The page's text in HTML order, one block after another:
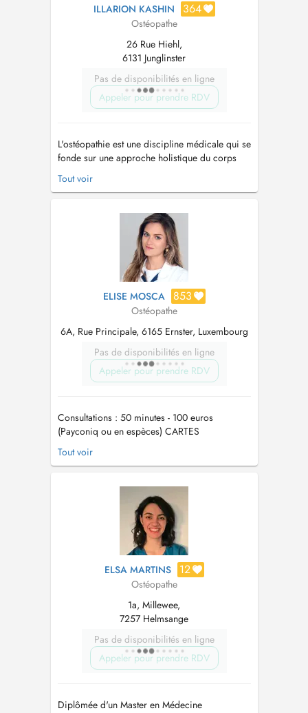
ILLARION KASHIN 364
Ostéopathe
26 Rue Hiehl,
6131 Junglinster
Pas de disponibilités en ligne
Appeler pour prendre RDV
L'ostéopathie est une discipline médicale qui se
fonde sur une approche holistique du corps
humain, visant à diagnostiquer et à traiter les
dysfonctionnements somatiques par le biais de
intégré de diagnostic et de traitement, axé sur
le principe de l'unité...
Tout voir
ELISE MOSCA 853
Ostéopathe
6A, Rue Principale, 6165 Ernster, Luxembourg
Pas de disponibilités en ligne
Appeler pour prendre RDV
Consultations : 50 minutes - 100 euros
(Payconiq ou en espèces) CARTES
BANCAIRES NON-ACCEPTÉES !
Urgences : Me contacter par SMS au +352 621
Tout voir
ELSA MARTINS 12
Ostéopathe
1a, Millewee,
7257 Helmsange
Pas de disponibilités en ligne
Appeler pour prendre RDV
Diplômée d'un Master en Médecine